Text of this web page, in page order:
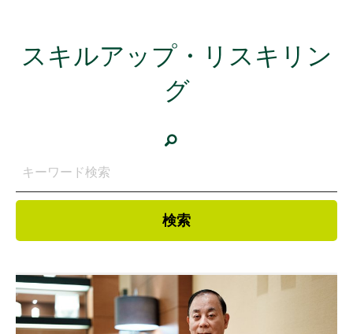
インタビュー・レポート
イベント・セミナー
動画
資料ダウンロード
スキルアップ・リスキリン
グ